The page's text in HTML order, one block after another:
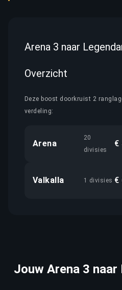
Arena 3 naar
Overzicht
Deze boost doorkruist 2
verdeling:
Arena
20
divisies
€
Valkalla 1 divisies €
Jouw Arena 3 naar